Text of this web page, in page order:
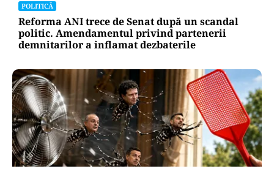
POLITICĂ
Reforma ANI trece de Senat după un scandal
politic. Amendamentul privind partenerii
demnitarilor a inflamat dezbaterile